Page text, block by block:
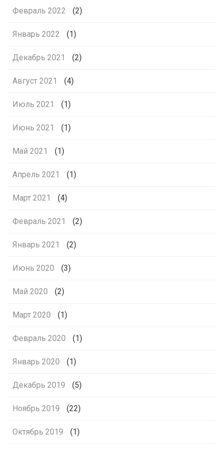
Февраль 2022 (2)
Январь 2022 (1)
Декабрь 2021 (2)
Август 2021 (4)
Июль 2021 (1)
Июнь 2021 (1)
Май 2021 (1)
Апрель 2021 (1)
Март 2021 (4)
Февраль 2021 (2)
Январь 2021 (2)
Июнь 2020 (3)
Май 2020 (2)
Март 2020 (1)
Февраль 2020 (1)
Январь 2020 (1)
Декабрь 2019 (5)
Ноябрь 2019 (22)
Октябрь 2019 (1)